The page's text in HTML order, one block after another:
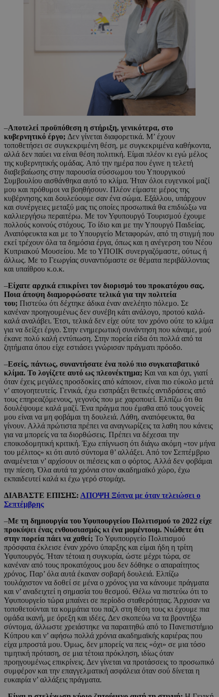
–Αποτελεί προϋπόθεση η στήριξη, γενικότερα, στο
κυβερνητικό έργο; Δεν γίνεται διαφορετικά. Μ’ έχουν
τοποθετήσει σε συγκεκριμένη θέση, με συγκεκριμένα καθήκοντα,
αλλά δεν παύει να είναι θέση πολιτική. Είμαι πλέον κι εγώ μέλος
της κυβερνητικής ομάδας. Από την ημέρα που έγινε η τελετή
διαβεβαίωσης στην παρουσία σύσσωμου του Υπουργικού
Συμβουλίου αισθάνθηκα αυτό το κλίμα. Ήταν όλοι ευγενικοί μαζί
μου και πρόθυμοι να βοηθήσουν. Πλέον είμαστε μέρος της
κυβέρνησης και δουλεύουμε σαν ένα σώμα. Εξάλλου, υπάρχουν
και συνέργειες μεταξύ μας τις οποίες προσωπικά θα επιδιώξω να
καλλιεργήσω περαιτέρω. Με τον Υφυπουργό Τουρισμού έχουμε
πολλούς κοινούς στόχους. Το ίδιο και με την Υπουργό Παιδείας.
Αναπόφευκτα και με το Υπουργείο Μεταφορών, από τη στιγμή που
εκεί τρέχουν όλα τα δημόσια έργα, όπως και η ανέγερση του Νέου
Κυπριακού Μουσείου. Με το ΥΠΟΙΚ συνεργαζόμαστε, ούτως ή
άλλως. Με το Γεωργίας συναντιόμαστε σε θέματα περιβάλλοντας
και υπαίθρου κ.ο.κ.
–Είχατε αρχικά επικρίνει τον διορισμό του προκατόχου σας.
Ποια άποψη διαμορφώσατε τελικά για την πολιτεία
του; Πιστεύω ότι δέχτηκε άδικα έναν ανελέητο πόλεμο. Σε
κανέναν προηγουμένως δεν συνέβη κάτι ανάλογο, προτού καλά-
καλά αναλάβει. Έτσι, τελικά δεν είχε ούτε τον χρόνο ούτε το κλίμα
για να δείξει έργο. Στην ενημερωτική συνάντηση που κάναμε, μού
έκανε πολύ καλή εντύπωση. Στην πορεία είδα ότι πολλά από τα
ζητήματα όπου είχε εστιάσει γνώρισαν πράγματι πρόοδο.
–Εσείς, πάντως, συναντήσατε ένα πολύ πιο συγκαταβατικό
κλίμα. Το λογίζετε αυτό ως πλεονέκτημα; Και ναι και όχι, γιατί
όταν έχεις μεγάλες προσδοκίες από κάποιον, είναι πιο εύκολο μετά
ν’ απογοητευτείς. Γενικά, έχω εισπράξει θετικές αντιδράσεις από
τους επηρεαζόμενους, γεγονός που με χαροποιεί. Ελπίζω ότι θα
δουλέψουμε καλά μαζί. Ένα πράγμα που έμαθα από τους γονείς
μου είναι να μη φοβάμαι τη δουλειά. Λάθη, αναπόφευκτα, θα
γίνουν. Αλλά πρώτιστα πρέπει να αναγνωρίζεις τα λαθη που κάνεις
για να μπορείς να τα διορθώσεις. Πρέπει να δέχεσαι την
εποικοδομητική κριτική. Έχω επίγνωση ότι διάγω ακόμη «τον μήνα
του μέλιτος» κι ότι αυτό σύντομα θ’ αλλάξει. Από τον Σεπτέμβριο
αναμένεται ν’ αρχίσουν οι πιέσεις και ο φόρτος. Αλλά δεν φοβάμαι
την πίεση. Όλα αυτά τα χρόνια στον ακαδημαϊκό χώρο, έχω
εκπαιδευτεί καλά κι έχω γερό στομάχι.
ΔΙΑΒΑΣΤΕ ΕΠΙΣΗΣ: ΑΠΟΨΗ Ξύπνα με όταν τελειώσει ο
Σεπτέμβρης
–Με τη δημιουργία του Υφυπουργείου Πολιτισμού το 2022 είχε
προκύψει ένας ενθουσιασμός κι ένα μομέντουμ. Νιώθετε ότι
στην πορεία πάει να χαθεί; Το Υφυπουργείο Πολιτισμού
πρόσφατα έκλεισε έναν χρόνο ύπαρξης και είμαι ήδη η τρίτη
Υφυπουργός. Ήταν τέτοια η συγκυρία, ώστε μέχρι τώρα, σε
κανέναν από τους προκατόχους μου δεν δόθηκε ο απαραίτητος
χρόνος. Παρ’ όλα αυτά έκαναν σοβαρή δουλειά. Ελπίζω
τουλάχιστον να δοθεί σε μένα ο χρόνος για να κάνουμε πράγματα
και ν’ αναδειχτεί η σημασία του θεσμού. Θέλω να πιστεύω ότι το
Υφυπουργείο τώρα μπαίνει σε περίοδο σταθερότητας. Άρχισαν να
τοποθετούνται τα κομμάτια του παζλ στη θέση τους κι έχουμε πια
ομάδα ικανή, με όρεξη και ιδέες. Δεν σκοπεύω να τα βροντήξω
σύντομα, άλλωστε χρειάστηκε να παραιτηθώ από το Πανεπιστήμιο
Κύπρου και ν’ αφήσω πολλά χρόνια ακαδημαϊκής καριέρας που
είχα μπροστά μου. Όμως, δεν μπορείς να πεις «όχι» σε μια τόσο
τιμητική πρόταση, σε μια τέτοια πρόκληση, ιδίως όταν
προηγουμένως επικρίνεις. Δεν γίνεται να προτάσσεις το προσωπικό
συμφέρον και την επαγγελματική ασφάλεια όταν σού δίνεται η
ευκαιρία ν’ αλλάξεις πράγματα.